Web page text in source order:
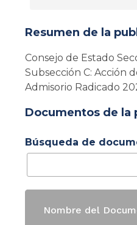
Resumen de la
Consejo de Estado
Subsección C: Acción
Admisorio Radicado
Documentos de la
Búsqueda de
Nombre del